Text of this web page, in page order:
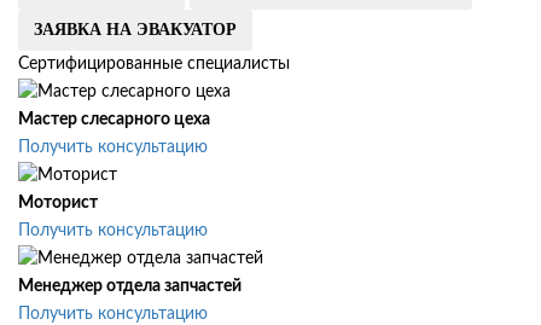
ЗАЯВКА НА ЭВАКУАТОР
Сертифицированные специалисты
Мастер слесарного цеха
Получить консультацию
Моторист
Получить консультацию
Менеджер отдела запчастей
Получить консультацию